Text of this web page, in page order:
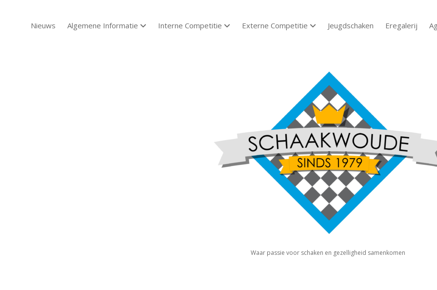
Nieuws Algemene Informatie open dropdown menu
Interne Competitie open dropdown menu
Externe Competitie open dropdown menu
Jeugdschaken Eregalerij
Schaakvereniging
Schaakwoude
Waar passie voor schaken en gezelligheid samenkomen